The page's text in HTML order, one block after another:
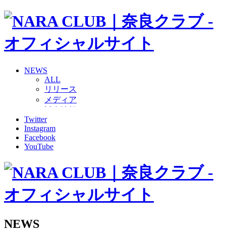
NEWS
ALL
リリース
メディア
グッズ
ファンコミュニティ
普及・育成
ホームタウン
その他
2026/27トップチーム
2026/27トップチームスタッフ
Twitter
Instagram
Facebook
YouTube
NEWS